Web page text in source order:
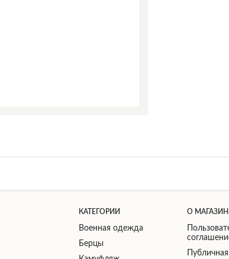
КАТЕГОРИИ
Военная одежда
Берцы
О